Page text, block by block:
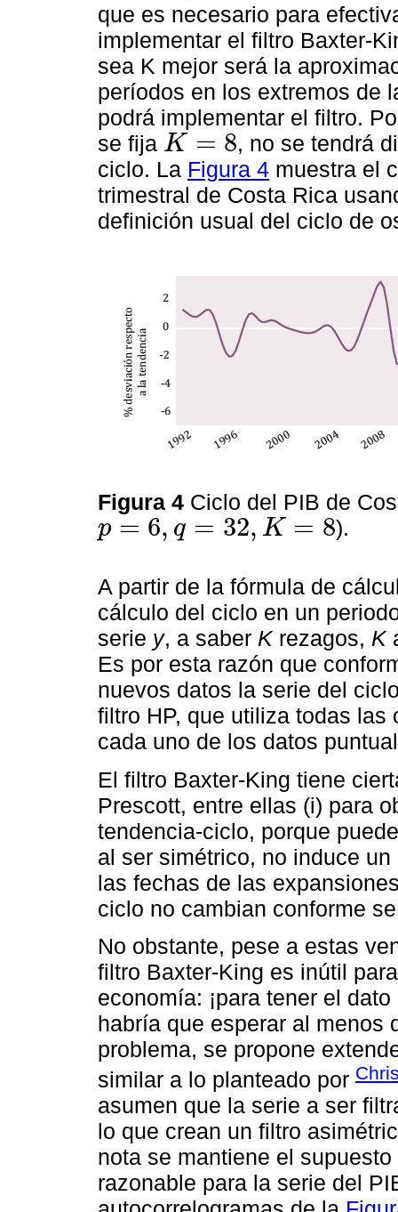
que es necesario para
implementar el filtro Baxter-
sea K mejor será la
períodos en los extremos de
podrá implementar el filtro.
se fija K = 8
K=8
, no se tendrá
ciclo. La Figura 4 muestra el
trimestral de Costa Rica
definición usual del ciclo de
Figura 4 Ciclo del PIB de
p = 6, q = 32, K = 8
p=6 ,q=32 ,K=8 ).
A partir de la fórmula de
cálculo del ciclo en un
serie y, a saber Krezagos, K
Es por esta razón que
nuevos datos la serie del
filtro HP, que utiliza todas
cada uno de los datos
El filtro Baxter-King tiene
Prescott, entre ellas (i) para
tendencia-ciclo, porque
al ser simétrico, no induce
las fechas de las
ciclo no cambian conforme
No obstante, pese a estas
filtro Baxter-King es inútil
economía: ¡para tener el
habría que esperar al menos
problema, se propone
similar a lo planteado por
asumen que la serie a ser
lo que crean un filtro
nota se mantiene el
razonable para la serie del